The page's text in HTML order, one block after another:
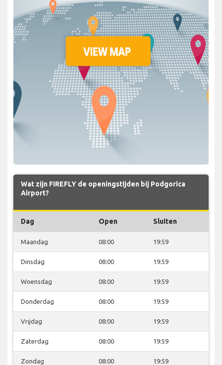
Wat zijn FIREFLY de openingstijden bij Podgorica
Airport?
Dag Open Sluiten
Maandag 08:00 19:59
Dinsdag 08:00 19:59
Woensdag 08:00 19:59
Donderdag 08:00 19:59
Vrijdag 08:00 19:59
Zaterdag 08:00 19:59
Zondag 08:00 19:59